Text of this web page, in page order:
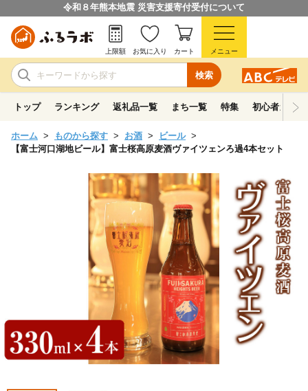
令和８年熊本地震 災害支援寄付受付について
検索
上限額 お気に入り カート メニュー
トップ ランキング 返礼品一覧 まち一覧 特集 初心者ガイド
ホーム ものから探す お酒
ビール
【富士河口湖地ビール】富士桜高原麦酒ヴァイツェンろ過4本セット